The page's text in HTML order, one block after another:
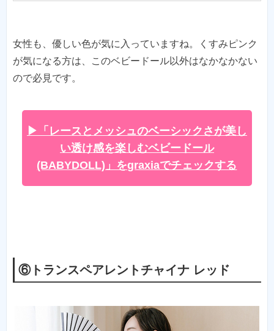
女性も、優しい色が気に入っていますね。くすみピンク
が気になる方は、このベビードール以外はなかなかない
ので必見です。
▶「レースとメッシュのベーシックさが美し
い透け感を楽しむベビードール
(BABYDOLL)」をgraxiaでチェックする
⑥トランスペアレントチャイナ レッド